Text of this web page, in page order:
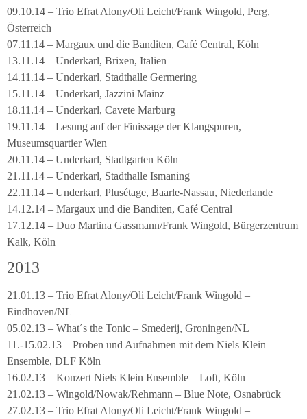
09.10.14 – Trio Efrat Alony/Oli Leicht/Frank Wingold, Perg,
Österreich
07.11.14 – Margaux und die Banditen, Café Central, Köln
13.11.14 – Underkarl, Brixen, Italien
14.11.14 – Underkarl, Stadthalle Germering
15.11.14 – Underkarl, Jazzini Mainz
18.11.14 – Underkarl, Cavete Marburg
19.11.14 – Lesung auf der Finissage der Klangspuren,
Museumsquartier Wien
20.11.14 – Underkarl, Stadtgarten Köln
21.11.14 – Underkarl, Stadthalle Ismaning
22.11.14 – Underkarl, Plusétage, Baarle-Nassau, Niederlande
14.12.14 – Margaux und die Banditen, Café Central
17.12.14 – Duo Martina Gassmann/Frank Wingold, Bürgerzentrum
Kalk, Köln
2013
21.01.13 – Trio Efrat Alony/Oli Leicht/Frank Wingold –
Eindhoven/NL
05.02.13 – What´s the Tonic – Smederij, Groningen/NL
11.-15.02.13 – Proben und Aufnahmen mit dem Niels Klein
Ensemble, DLF Köln
16.02.13 – Konzert Niels Klein Ensemble – Loft, Köln
21.02.13 – Wingold/Nowak/Rehmann – Blue Note, Osnabrück
27.02.13 – Trio Efrat Alony/Oli Leicht/Frank Wingold –